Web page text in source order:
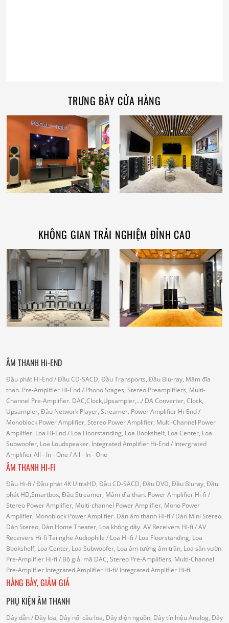
TRƯNG BÀY CỬA HÀNG
KHÔNG GIAN TRẢI NGHIỆM ĐỈNH CAO
ÂM THANH Hi-END
Đầu phát Hi-End/ Đầu CD-SACD, Đầu Transports, Đầu Blu-ray, Mâm đĩa
than. Pre-Amplifier Hi-End/ Phono Stages, Stereo Preamplifiers, Multi-
Channel Pre-Amplifier. DAC,Clock,Upsampler,.../ DA Converter, Clock,
Upsampler, Đầu Network Player, Streamer. Power Amplifier Hi-End/
Monoblock Power Amplifier, Stereo Power Amplifier, Multi-Channel Power
Amplifier. Loa Hi-End/ Loa Floorstanding, Loa Bookshelf, Loa Center, Loa
Subwoofer, Loa Loudspeaker. Integrated Amplifier Hi-End/ Intergrated
AmplifierAll - In - One / All - In - One
ÂM THANH HI-FI
Đầu Hi-fi / Đầu phát 4K UltraHD, Đầu CD-SACD, Đầu DVD, Đầu Bluray, Đầu
phát HD,Smartbox, Đầu Streamer, Mâm đĩa than. Power Amplifier Hi-fi /
Stereo Power Amplifier, Multi-channel Power Amplifier, Mono Power
Amplifier, Monoblock Power Amplifier. Dàn âm thanh Hi-fi / Dàn Mini Stereo,
Dàn Stereo, Dàn Home Theater, Loa không dây. AV Receivers Hi-fi / AV
Receivers Hi-fi Tai nghe Audiophile / Loa Hi-fi / Loa Floorstanding, Loa
Bookshelf, Loa Center, Loa Subwoofer, Loa âm tường âm trần, Loa sân vườn.
Pre-Amplifier Hi-fi / Bộ giải mã DAC, Stereo Pre-Amplifiers, Multi-Channel
Pre-Amplifier Integrated Amplifier Hi-fi/ Integrated Amplifier Hi-fi.
HÀNG BÀY, GIẢM GIÁ
PHỤ KIỆN ÂM THANH
Dây dẫn/ Dây loa, Dây nối cầu loa, Dây điện nguồn, Dây tín hiệu Analog, Dây